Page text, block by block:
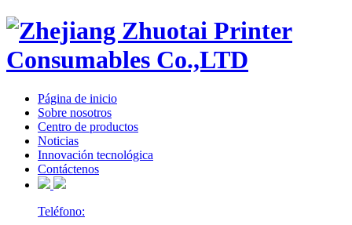
Página de inicio
Sobre nosotros
Centro de productos
Noticias
Innovación tecnológica
Contáctenos
Teléfono: